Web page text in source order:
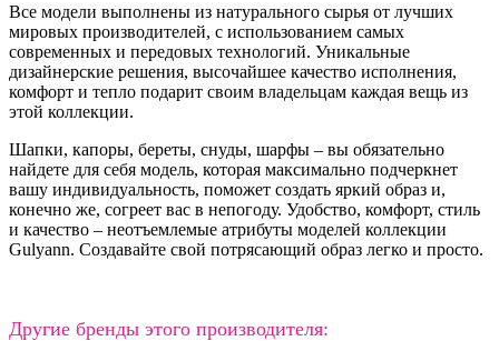
Все модели выполнены из натурального сырья от лучших
мировых производителей, с использованием самых
современных и передовых технологий. Уникальные
дизайнерские решения, высочайшее качество исполнения,
комфорт и тепло подарит своим владельцам каждая вещь из
этой коллекции.
Шапки, капоры, береты, снуды, шарфы – вы обязательно
найдете для себя модель, которая максимально подчеркнет
вашу индивидуальность, поможет создать яркий образ и,
конечно же, согреет вас в непогоду. Удобство, комфорт, стиль
и качество – неотъемлемые атрибуты моделей коллекции
Gulyann. Создавайте свой потрясающий образ легко и просто.
Другие бренды этого производителя: